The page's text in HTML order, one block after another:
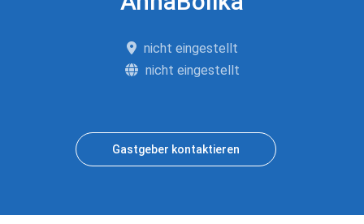
nicht eingestellt
nicht eingestellt
Gastgeber kontaktieren